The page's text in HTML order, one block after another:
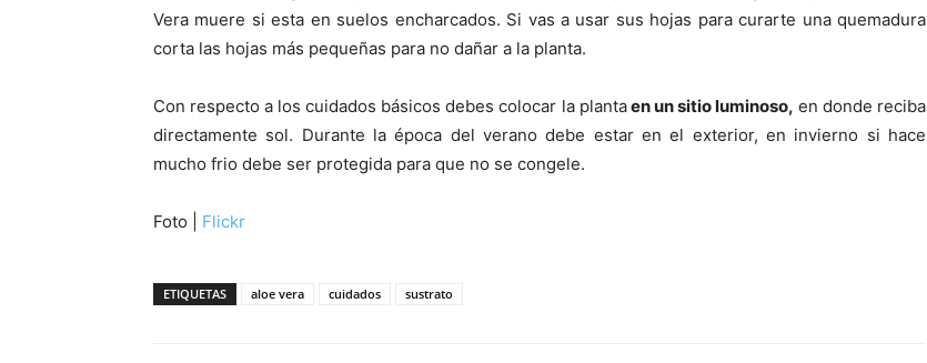
Vera muere si esta en suelos encharcados. Si vas a usar sus hojas para curarte una quemadura
corta las hojas más pequeñas para no dañar a la planta.
Con respecto a los cuidados básicos debes colocar la plantaen un sitio luminoso, en donde reciba
directamente sol. Durante la época del verano debe estar en el exterior, en invierno si hace
mucho frio debe ser protegida para que no se congele.
Foto | Flickr
ETIQUETAS aloe vera cuidados sustrato